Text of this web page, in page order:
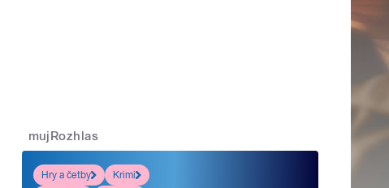
mujRozhlas
Hry a četby
Krimi